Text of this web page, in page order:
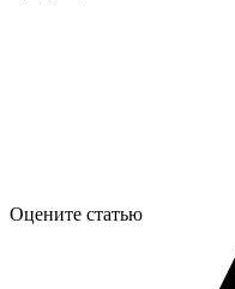
Оцените статью